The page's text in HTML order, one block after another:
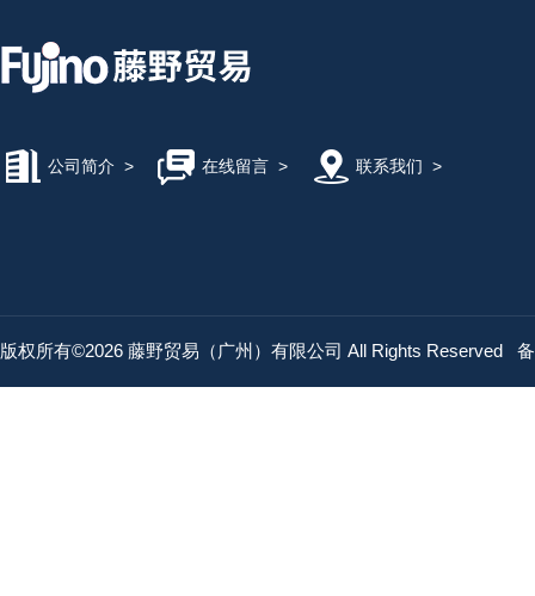
公司简介 > 在线留言> 联系我们 >
版权所有©2026 藤野贸易（广州）有限公司 All Rights Reserved